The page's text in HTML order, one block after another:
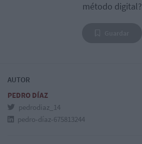
método digital?
AUTOR
PEDRO DÍAZ
pedrodiaz_14
pedro-díaz-675813244